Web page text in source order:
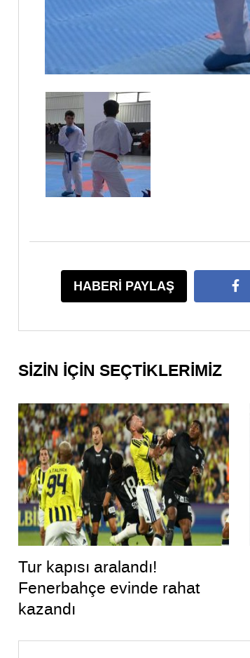
HABERİ PAYLAŞ
SİZİN İÇİN SEÇTİKLERİMİZ
Tur kapısı aralandı!
Fenerbahçe evinde rahat
kazandı